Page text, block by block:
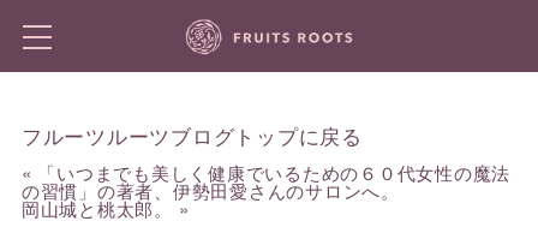
フルーツルーツブログトップに戻る
« 「いつまでも美しく健康でいるための６０代女性の魔法
の習慣」の著者、伊勢田愛さんのサロンへ。
岡山城と桃太郎。 »